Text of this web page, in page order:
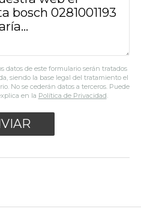
datos de este formulario serán tratados
siendo la base legal del tratamiento el
No se cederán datos a terceros. Puede
en la Política de Privacidad.